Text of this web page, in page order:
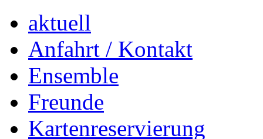
aktuell
Anfahrt / Kontakt
Ensemble
Freunde
Kartenreservierung